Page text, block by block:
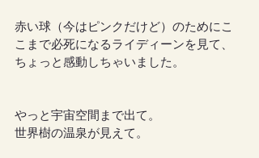
赤い球（今はピンクだけど）のためにこ
こまで必死になるライディーンを見て、
ちょっと感動しちゃいました。
やっと宇宙空間まで出て。
世界樹の温泉が見えて。